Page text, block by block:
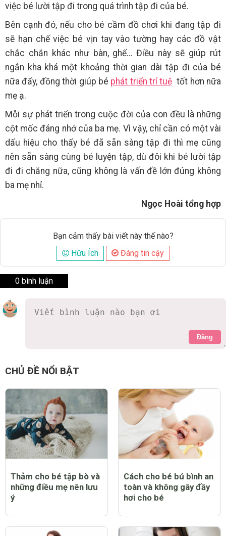
việc bé lười tập đi trong quá trình tập đi của bé.
Bên cạnh đó, nếu cho bé cầm đồ chơi khi đang tập đi
sẽ hạn chế việc bé vịn tay vào tường hay các đồ vật
chắc chắn khác như bàn, ghế… Điều này sẽ giúp rút
ngắn kha khá một khoảng thời gian dài tập đi của bé
nữa đấy, đồng thời giúp bé phát triển trí tuệ tốt hơn nữa
mẹ ạ.
Mỗi sự phát triển trong cuộc đời của con đều là những
cột mốc đáng nhớ của ba mẹ. Vì vậy, chỉ cần có một vài
dấu hiệu cho thấy bé đã sẵn sàng tập đi thì mẹ cũng
nên sẵn sàng cùng bé luyện tập, dù đôi khi bé lười tập
đi đi chăng nữa, cũng không là vấn đề lớn đúng không
ba mẹ nhỉ.
Ngọc Hoài tổng hợp
Bạn cảm thấy bài viết này thế nào?
Hữu Ích
Đáng tin cậy
0 bình luận
Đăng
CHỦ ĐỀ NỔI BẬT
Thảm cho bé tập bò và
những điều mẹ nên lưu
ý
Cách cho bé bú bình an
toàn và không gây đầy
hơi cho bé